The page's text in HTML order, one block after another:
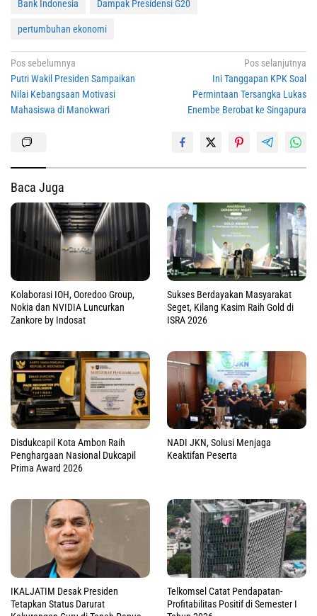
Bank Indonesia Dampak Presidensi G20
pertumbuhan ekonomi
Navigasi
pos
Pos sebelumnya
Putri Wakil Presiden Sampaikan
Nilai Kebangsaan Motivasi
Mahasiswa di Manokwari
Pos selanjutnya
Ini Tanggapan KPK Soal
Permintaan Tersangka Lukas
Enembe Berobat ke Singapura
Baca Juga
Kolaborasi IOH, Ooredoo Group,
Nokia dan NVIDIA Luncurkan
Zankore by Indosat
Sukses Berdayakan Masyarakat
Seget, Kilang Kasim Raih Gold di
ISRA 2026
Disdukcapil Kota Ambon Raih
Penghargaan Nasional Dukcapil
Prima Award 2026
NADI JKN, Solusi Menjaga
Keaktifan Peserta
IKALJATIM Desak Presiden
Tetapkan Status Darurat
Telkomsel Catat Pendapatan-
Profitabilitas Positif di Semester I